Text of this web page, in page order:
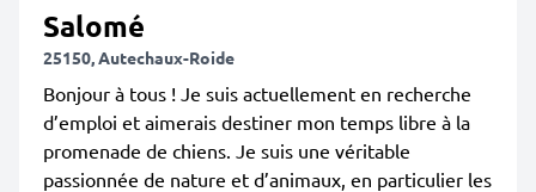
Salomé
25150, Autechaux-Roide
Bonjour à tous ! Je suis actuellement en recherche
d’emploi et aimerais destiner mon temps libre à la
promenade de chiens. Je suis une véritable
passionnée de nature et d’animaux, en particulier les